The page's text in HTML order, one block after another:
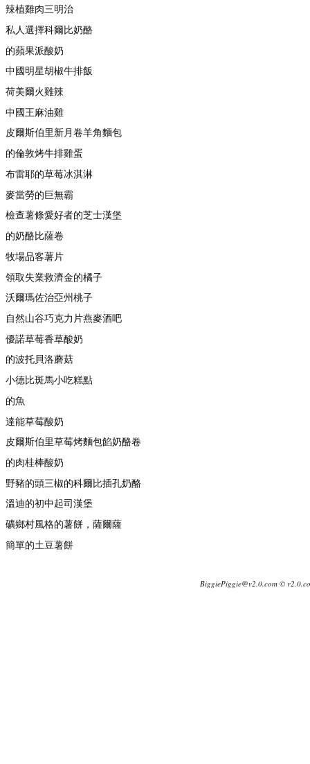
辣植雞肉三明治
私人選擇科爾比奶酪
的蘋果派酸奶
中國明星胡椒牛排飯
荷美爾火雞辣
中國王麻油雞
皮爾斯伯里新月卷羊角麵包
的倫敦烤牛排雞蛋
布雷耶的草莓冰淇淋
麥當勞的巨無霸
檢查薯條愛好者的芝士漢堡
的奶酪比薩卷
牧場品客薯片
領取失業救濟金的橘子
沃爾瑪佐治亞州桃子
自然山谷巧克力片燕麥酒吧
優諾草莓香草酸奶
的波托貝洛蘑菇
小德比斑馬小吃糕點
的魚
達能草莓酸奶
皮爾斯伯里草莓烤麵包餡奶酪卷
的肉桂棒酸奶
野豬的頭三椒的科爾比插孔奶酪
溫迪的初中起司漢堡
礦鄉村風格的薯餅，薩爾薩
簡單的土豆薯餅
BiggiePiggie@v2.0.com ©